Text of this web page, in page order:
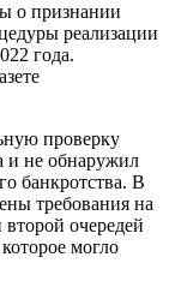
о признании
реализации
года.
проверку
и не обнаружил
банкротства. В
требования на
очередей
могло